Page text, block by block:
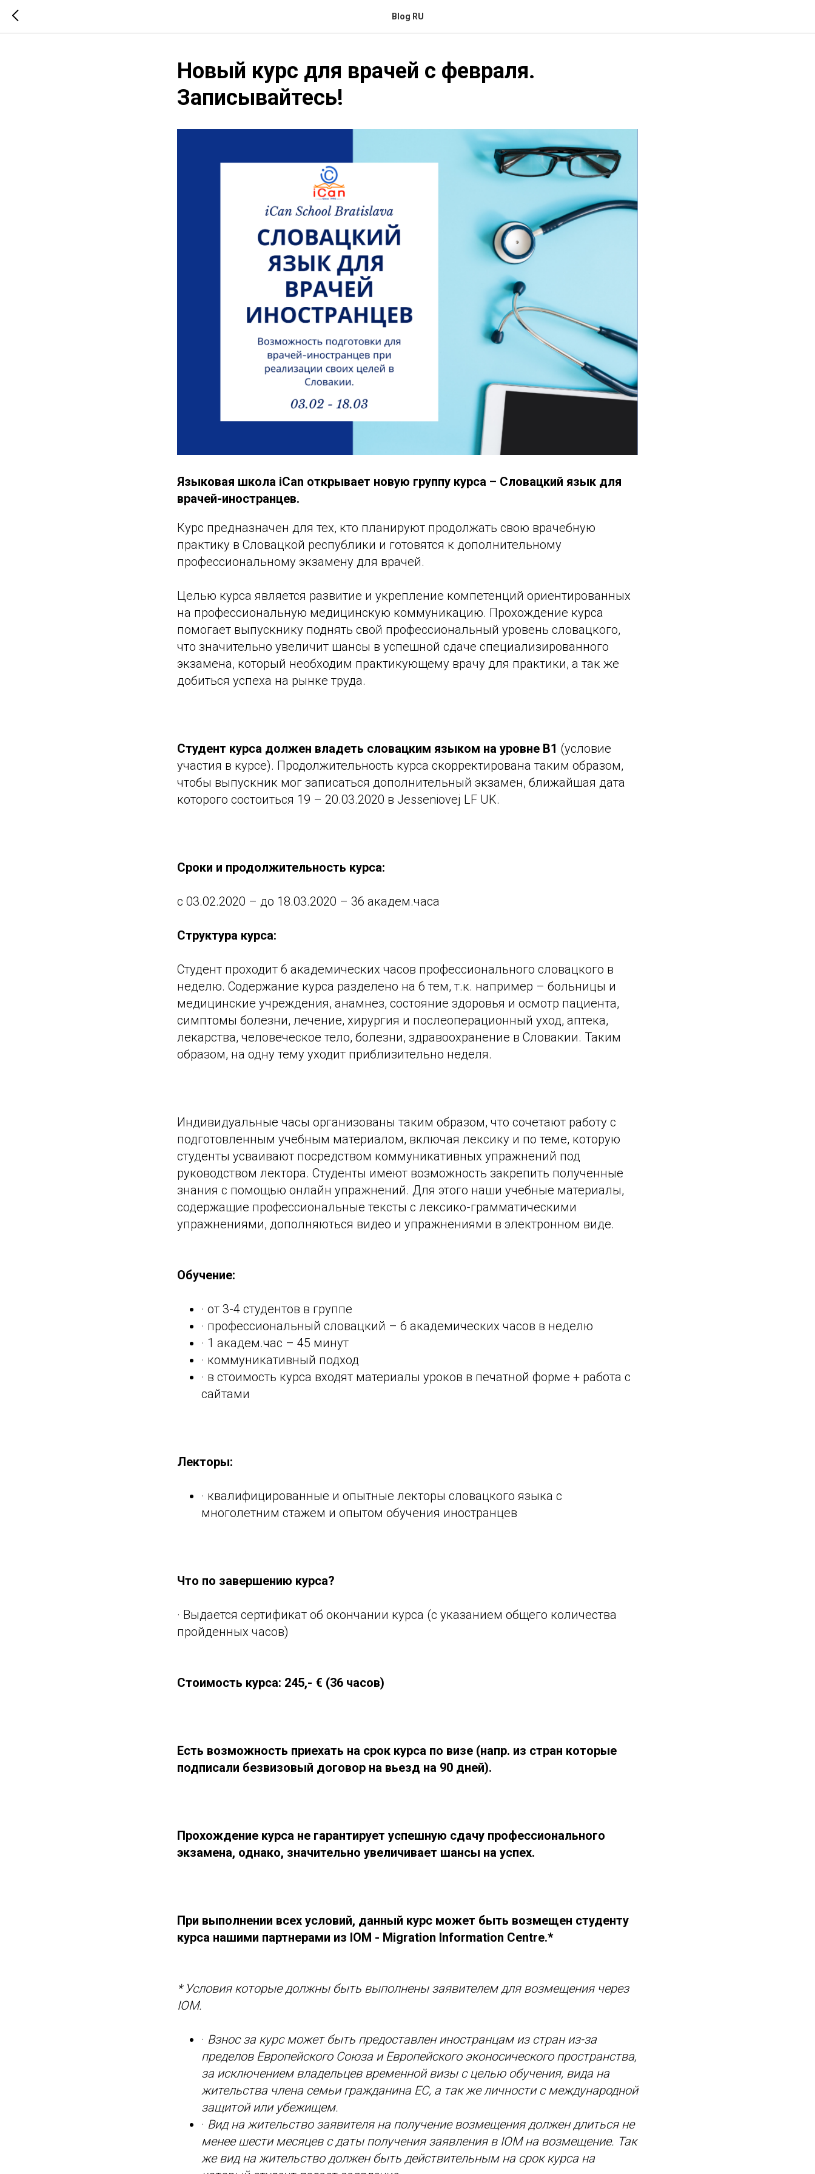
Blog RU
Новый курс для врачей с февраля.
Записывайтесь!
Языковая школа iCan открывает новую группу курса – Словацкий язык для
врачей-иностранцев.
Курс предназначен для тех, кто планируют продолжать свою врачебную
практику в Словацкой республики и готовятся к дополнительному
профессиональному экзамену для врачей.
Целью курса является развитие и укрепление компетенций ориентированных
на профессиональную медицинскую коммуникацию. Прохождение курса
помогает выпускнику поднять свой профессиональный уровень словацкого,
что значительно увеличит шансы в успешной сдаче специализированного
экзамена, который необходим практикующему врачу для практики, а так же
добиться успеха на рынке труда.
Студент курса должен владеть словацким языком на уровне В1 (условие
участия в курсе). Продолжительность курса скорректирована таким образом,
чтобы выпускник мог записаться дополнительный экзамен, ближайшая дата
которого состоиться 19 – 20.03.2020 в Jesseniovej LF UK.
Сроки и продолжительность курса:
с 03.02.2020 – до 18.03.2020 – 36 академ.часа
Структура курса:
Студент проходит 6 академических часов профессионального словацкого в
неделю. Содержание курса разделено на 6 тем, т.к. например – больницы и
медицинские учреждения, анамнез, состояние здоровья и осмотр пациента,
симптомы болезни, лечение, хирургия и послеоперационный уход, аптека,
лекарства, человеческое тело, болезни, здравоохранение в Словакии. Таким
образом, на одну тему уходит приблизительно неделя.
Индивидуальные часы организованы таким образом, что сочетают работу с
подготовленным учебным материалом, включая лексику и по теме, которую
студенты усваивают посредством коммуникативных упражнений под
руководством лектора. Студенты имеют возможность закрепить полученные
знания с помощью онлайн упражнений. Для этого наши учебные материалы,
содержащие профессиональные тексты с лексико-грамматическими
упражнениями, дополняються видео и упражнениями в электронном виде.
Обучение:
· от 3-4 студентов в группе
· профессиональный словацкий – 6 академических часов в неделю
· 1 академ.час – 45 минут
· коммуникативный подход
· в стоимость курса входят материалы уроков в печатной форме + работа с
сайтами
Лекторы:
· квалифицированные и опытные лекторы словацкого языка с
многолетним стажем и опытом обучения иностранцев
Что по завершению курса?
· Выдается сертификат об окончании курса (с указанием общего количества
пройденных часов)
Стоимость курса: 245,- € (36 часов)
Есть возможность приехать на срок курса по визе (напр. из стран которые
подписали безвизовый договор на вьезд на 90 дней).
Прохождение курса не гарантирует успешную сдачу профессионального
экзамена, однако, значительно увеличивает шансы на успех.
При выполнении всех условий, данный курс может быть возмещен студенту
курса нашими партнерами из IOM - Migration Information Centre.*
* Условия которые должны быть выполнены заявителем для возмещения через
IOM.
· Взнос за курс может быть предоставлен иностранцам из стран из-за
пределов Европейского Союза и Европейского эконосического пространства,
за исключением владельцев временной визы с целью обучения, вида на
жительства члена семьи гражданина ЕС, а так же личности с международной
защитой или убежищем.
· Вид на жительство заявителя на получение возмещения должен длиться не
менее шести месяцев с даты получения заявления в IOM на возмещение. Так
же вид на жительство должен быть действительным на срок курса на